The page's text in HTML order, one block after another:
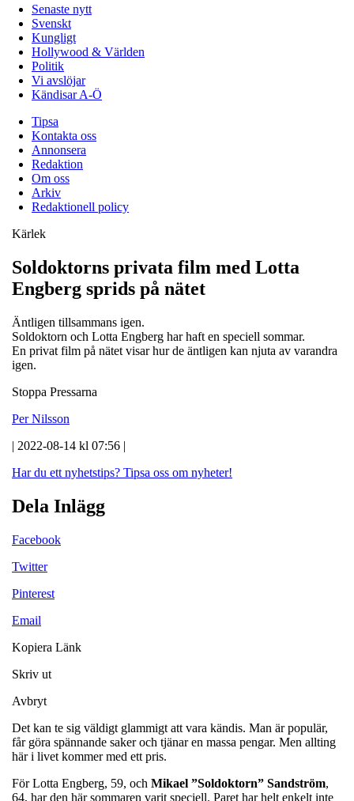
Senaste nytt
Svenskt
Kungligt
Hollywood & Världen
Politik
Vi avslöjar
Kändisar A-Ö
Tipsa
Kontakta oss
Annonsera
Redaktion
Om oss
Arkiv
Redaktionell policy
Kärlek
Soldoktorns privata film med Lotta
Engberg sprids på nätet
Äntligen tillsammans igen.
Soldoktorn och Lotta Engberg har haft en speciell sommar.
En privat film på nätet visar hur de äntligen kan njuta av varandra
igen.
Stoppa Pressarna
Per Nilsson
| 2022-08-14 kl 07:56 |
Har du ett nyhetstips? Tipsa oss om nyheter!
Dela Inlägg
Facebook
Twitter
Pinterest
Email
Kopiera Länk
Skriv ut
Avbryt
Det kan te sig väldigt glammigt att vara kändis. Man är populär,
får göra spännande saker och tjänar en massa pengar. Men allting
här i livet kommer med ett pris.
För Lotta Engberg, 59, och Mikael ”Soldoktorn” Sandström,
64, har den här sommaren varit speciell. Paret har helt enkelt inte